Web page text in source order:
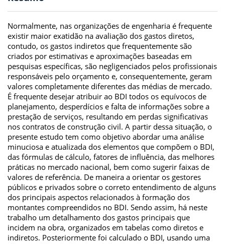
Normalmente, nas organizações de engenharia é frequente
existir maior exatidão na avaliação dos gastos diretos,
contudo, os gastos indiretos que frequentemente são
criados por estimativas e aproximações baseadas em
pesquisas específicas, são negligenciados pelos profissionais
responsáveis pelo orçamento e, consequentemente, geram
valores completamente diferentes das médias de mercado.
É frequente desejar atribuir ao BDI todos os equívocos de
planejamento, desperdícios e falta de informações sobre a
prestação de serviços, resultando em perdas significativas
nos contratos de construção civil. A partir dessa situação, o
presente estudo tem como objetivo abordar uma análise
minuciosa e atualizada dos elementos que compõem o BDI,
das fórmulas de cálculo, fatores de influência, das melhores
práticas no mercado nacional, bem como sugerir faixas de
valores de referência. De maneira a orientar os gestores
públicos e privados sobre o correto entendimento de alguns
dos principais aspectos relacionados à formação dos
montantes compreendidos no BDI. Sendo assim, há neste
trabalho um detalhamento dos gastos principais que
incidem na obra, organizados em tabelas como diretos e
indiretos. Posteriormente foi calculado o BDI, usando uma